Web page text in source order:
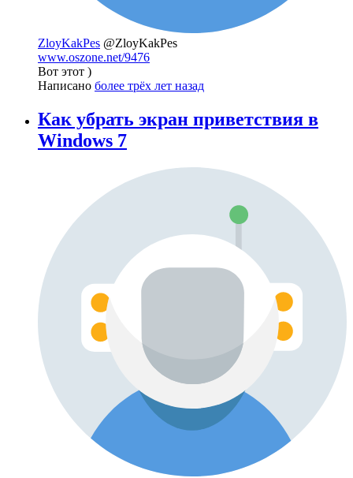
ZloyKakPes @ZloyKakPes
www.oszone.net/9476
Вот этот )
Написано более трёх лет назад
Как убрать экран приветствия в
Windows 7